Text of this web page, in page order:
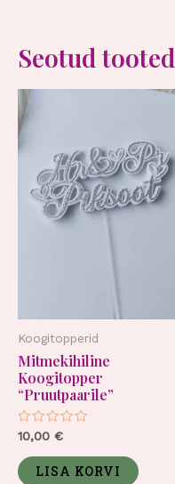
Seotud tooted
Koogitopperid
Mitmekihiline
Koogitopper
“Pruutpaarile”
Hinnanguga
5
10,00 €
LISA KORVI